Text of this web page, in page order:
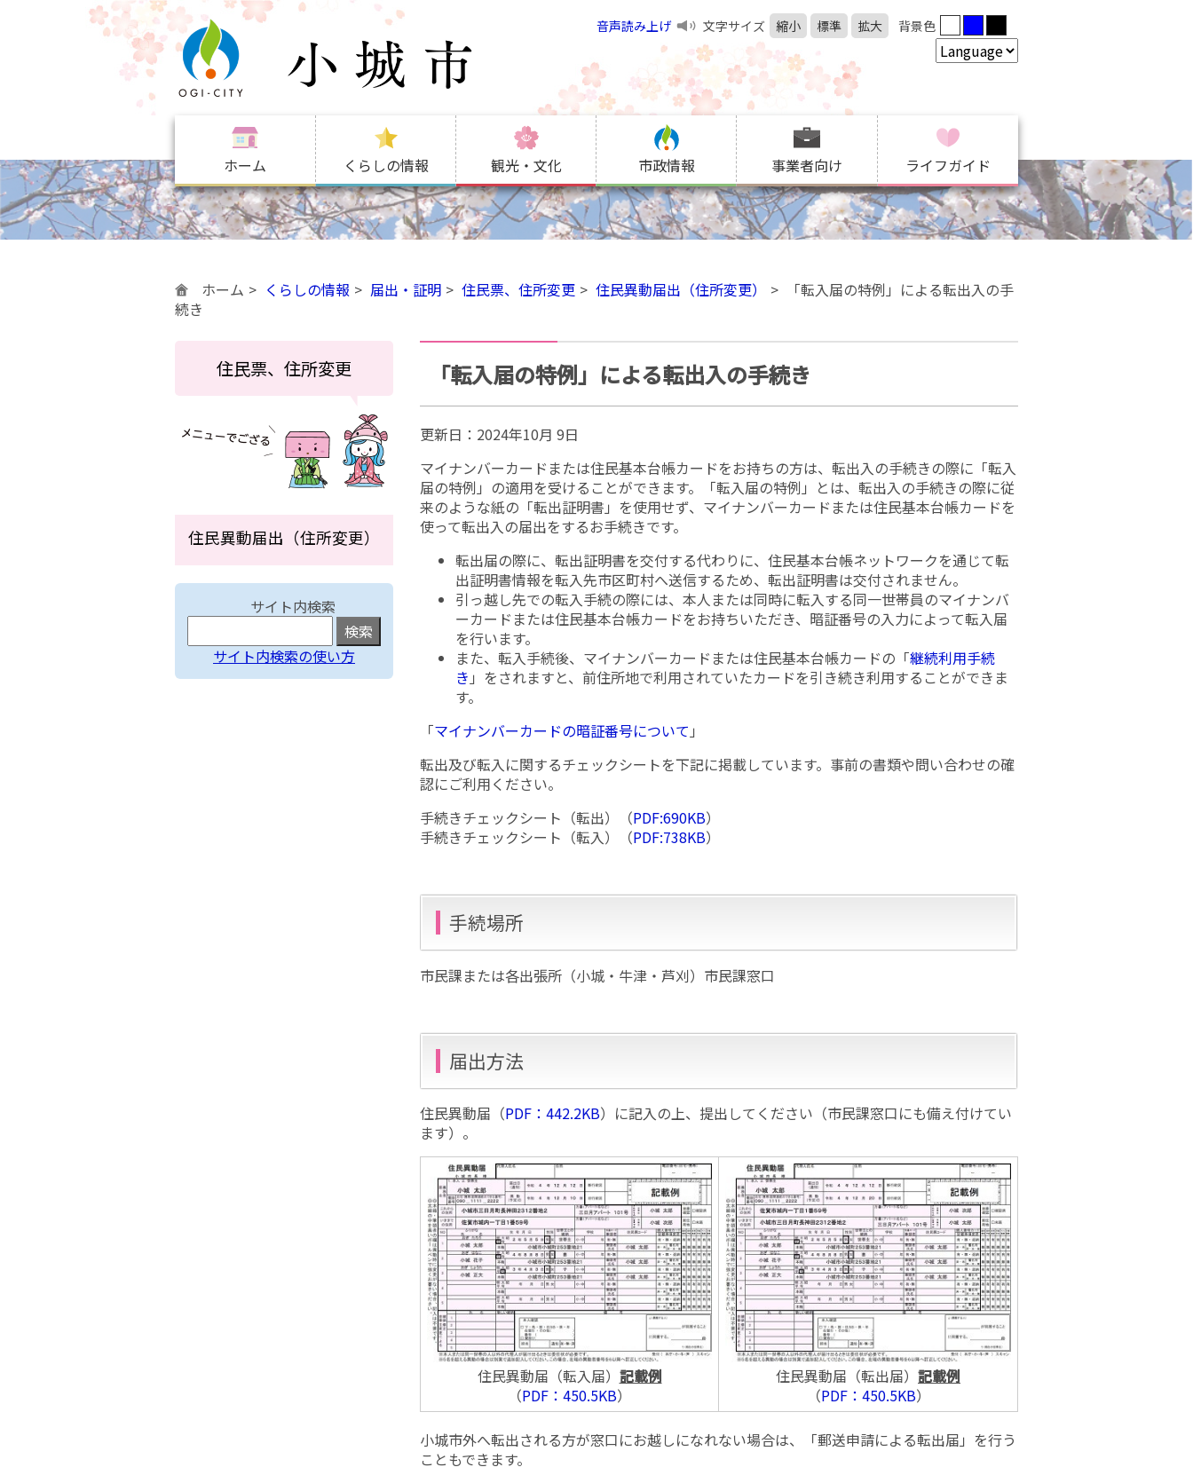
音声読み上げ 文字サイズ 縮小 標準 拡大 背景色
ホーム くらしの情報 観光・文化 市政情報 事業者向け ライフガイド
ホーム くらしの情報 届出・証明 住民票、住所変更 住民異動届出（住所変更）
「転入届の特例」による転出入の手
続き
「転入届の特例」による転出入の手続き
更新日： 2024年10月 9日
マイナンバーカードまたは住民基本台帳カードをお持ちの方は、転出入の手続きの際に「転入
届の特例」の適用を受けることができます。「転入届の特例」とは、転出入の手続きの際に従
来のような紙の「転出証明書」を使用せず、マイナンバーカードまたは住民基本台帳カードを
使って転出入の届出をするお手続きです。
転出届の際に、転出証明書を交付する代わりに、住民基本台帳ネットワークを通じて転
出証明書情報を転入先市区町村へ送信するため、転出証明書は交付されません。
引っ越し先での転入手続の際には、本人または同時に転入する同一世帯員のマイナンバ
ーカードまたは住民基本台帳カードをお持ちいただき、暗証番号の入力によって転入届
を行います。
また、転入手続後、マイナンバーカードまたは住民基本台帳カードの「継続利用手続
き 」をされますと、前住所地で利用されていたカードを引き続き利用することができま
す。
「マイナンバーカードの暗証番号について 」
転出及び転入に関するチェックシートを下記に掲載しています。事前の書類や問い合わせの確
認にご利用ください。
​手続きチェックシート（転出）（PDF:690KB）
手続きチェックシート（転入）（PDF:738KB）
手続場所
市民課または各出張所（小城・牛津・芦刈）市民課窓口
届出方法
住民異動届（PDF：442.2KB）に記入の上、提出してください（市民課窓口にも備え付けてい
ます）。
住民異動届（転入届） 記載例
（PDF：450.5KB）
住民異動届（転出届） 記載例
（PDF：450.5KB）
小城市外へ転出される方が窓口にお越しになれない場合は、「郵送申請による転出届」を行う
こともできます。
住民票、住所変更
住民異動届出（住所変更）
サイト内検索
サイト内検索の使い方